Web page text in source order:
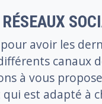
avoir les
canaux
à vous
est adapté à